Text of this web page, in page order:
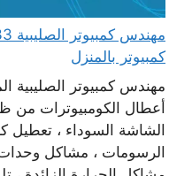
كمبيوتر بالمنزل
مهندس كمبيوتر الصليبية
أعطال الكومبيوترات من
الشاشة السوداء ،
الرسومات ، مشاكل وحدات